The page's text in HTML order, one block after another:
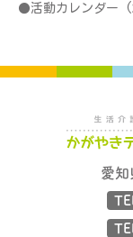
活動カレンダー
愛